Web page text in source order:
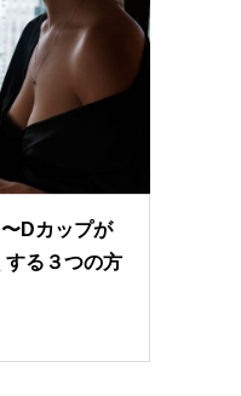
Dカップが
する３つの方